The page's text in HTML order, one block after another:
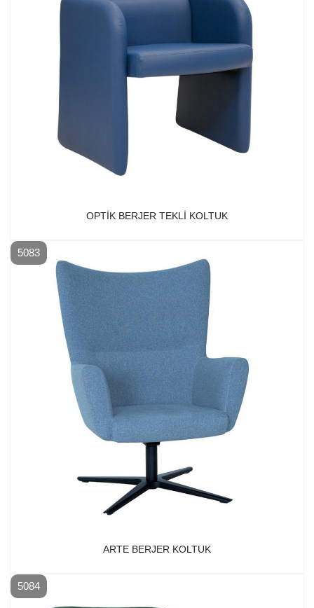
OPTIK BERJER TEKLI KOLTUK
5083
ARTE BERJER KOLTUK
5084